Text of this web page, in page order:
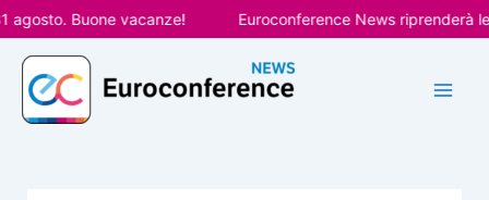
Vai
al
contenuto
Buone vacanze! Euroconference News riprenderà le